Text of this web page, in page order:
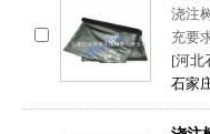
浇注
充要
[河北
石家